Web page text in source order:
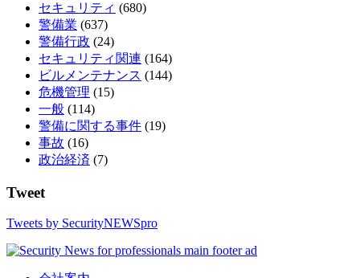
セキュリティ (680)
警備業 (637)
警備行政 (24)
セキュリティ関連 (164)
ビルメンテナンス (144)
危機管理 (15)
一般 (114)
警備に関する事件 (19)
事故 (16)
政治経済 (7)
Tweet
Tweets by SecurityNEWSpro